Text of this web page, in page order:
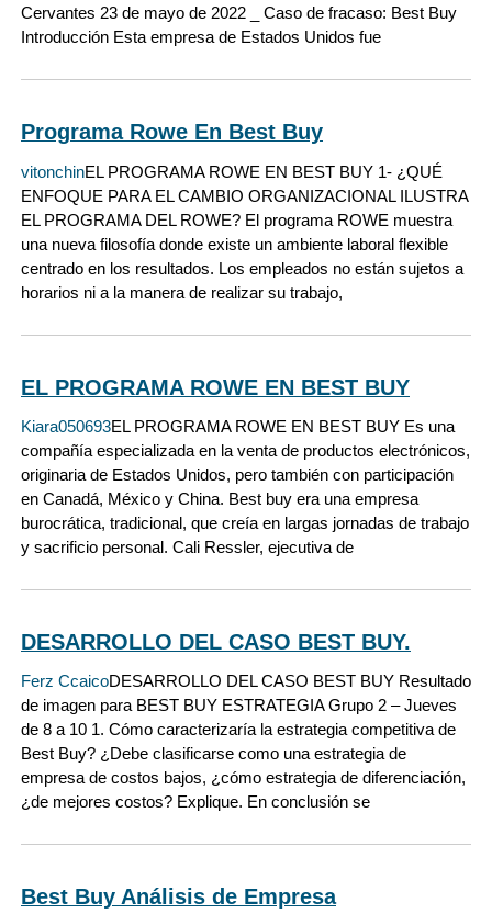
Cervantes 23 de mayo de 2022 _ Caso de fracaso: Best Buy
Introducción Esta empresa de Estados Unidos fue
Programa Rowe En Best Buy
vitonchinEL PROGRAMA ROWE EN BEST BUY 1- ¿QUÉ
ENFOQUE PARA EL CAMBIO ORGANIZACIONAL ILUSTRA
EL PROGRAMA DEL ROWE? El programa ROWE muestra
una nueva filosofía donde existe un ambiente laboral flexible
centrado en los resultados. Los empleados no están sujetos a
horarios ni a la manera de realizar su trabajo,
EL PROGRAMA ROWE EN BEST BUY
Kiara050693EL PROGRAMA ROWE EN BEST BUY Es una
compañía especializada en la venta de productos electrónicos,
originaria de Estados Unidos, pero también con participación
en Canadá, México y China. Best buy era una empresa
burocrática, tradicional, que creía en largas jornadas de trabajo
y sacrificio personal. Cali Ressler, ejecutiva de
DESARROLLO DEL CASO BEST BUY.
Ferz CcaicoDESARROLLO DEL CASO BEST BUY Resultado
de imagen para BEST BUY ESTRATEGIA Grupo 2 – Jueves
de 8 a 10 1. Cómo caracterizaría la estrategia competitiva de
Best Buy? ¿Debe clasificarse como una estrategia de
empresa de costos bajos, ¿cómo estrategia de diferenciación,
¿de mejores costos? Explique. En conclusión se
Best Buy Análisis de Empresa